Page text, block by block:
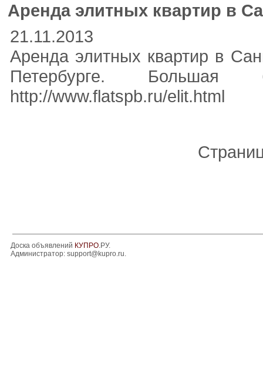
Аренда элитных квартир в
21.11.2013
Аренда элитных квартир в
Петербурге. Большая
http://www.flatspb.ru/elit.html
Доска объявлений КУПРО.РУ.
Администратор: support@kupro.ru.